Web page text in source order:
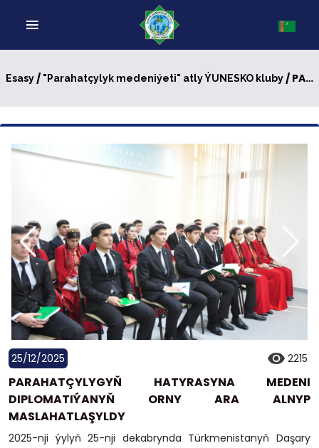
Esasy/ "Parahatçylyk medeniýeti" atly ÝUNESKO kluby/ PARAHATÇYLYGYŇ HATYRASYNA MEDENI DIPLOMATIÝANYŇ ORNY ARA ALNYP MASLAHATLAŞYLDY
25/12/2025 2215
PARAHATÇYLYGYŇ HATYRASYNA MEDENI
DIPLOMATIÝANYŇ ORNY ARA ALNYP
MASLAHATLAŞYLDY
2025-nji ýylyň 25-nji dekabrynda Türkmenistanyň Daşary